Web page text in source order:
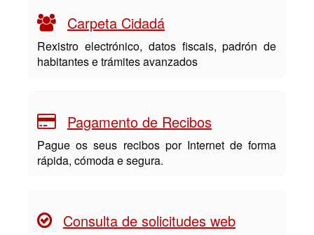
Carpeta Cidadá
Rexistro electrónico, datos fiscais, padrón de
habitantes e trámites avanzados
Pagamento de Recibos
Pague os seus recibos por Internet de forma
rápida, cómoda e segura.
Consulta de solicitudes web